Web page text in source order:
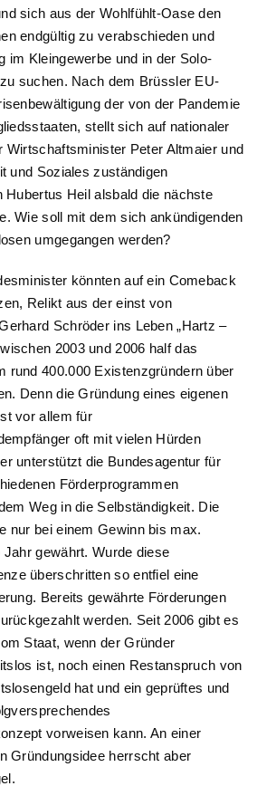
sich aus der Wohlfühlt-Oase den
endgültig zu verabschieden und
im Kleingewerbe und in der Solo-
suchen. Nach dem Brüssler EU-
der von der Pandemie
stellt sich auf nationaler
Wirtschaftsminister Peter Altmaier und
und Soziales zuständigen
Hubertus Heil alsbald die nächste
Wie soll mit dem sich ankündigenden
umgegangen werden?
könnten auf ein Comeback
Relikt aus der einst von
Schröder ins Leben „Hartz –
2003 und 2006 half das
rund 400.000 Existenzgründern über
Denn die Gründung eines eigenen
vor allem für
oft mit vielen Hürden
unterstützt die Bundesagentur für
Förderprogrammen
Weg in die Selbständigkeit. Die
nur bei einem Gewinn bis max.
Jahr gewährt. Wurde diese
überschritten so entfiel eine
Bereits gewährte Förderungen
werden. Seit 2006 gibt es
Staat, wenn der Gründer
ist, noch einen Restanspruch von
hat und ein geprüftes und
vorweisen kann. An einer
Gründungsidee herrscht aber